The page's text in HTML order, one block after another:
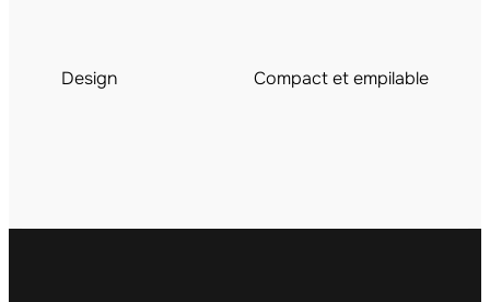
Design Compact et empilable